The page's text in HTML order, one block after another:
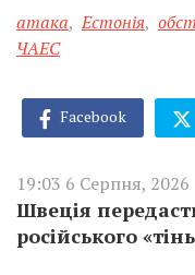
атака, Естонія,
ЧАЕС
Facebook
19:03 6 Серпня, 2026
Швеція
російського